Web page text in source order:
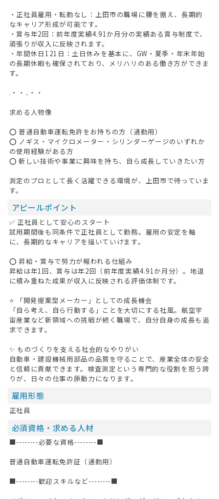
・正社員雇用・転勤なし：上田市の職場に腰を据え、長期的
なキャリア形成が可能です。
・賞与年2回：前年度実績4.91か月分の実績ある賞与制度で、
頑張りが収入に反映されます。
・年間休日121日：土日休みを基本に、GW・夏季・年末年始
の長期休暇も確保されており、メリハリのある働き方ができま
す。
.・・..・・
求める人物像
⭕ 普通自動車運転免許をお持ちの方（通勤用）
⭕ ノギス・マイクロメーター・シリンダーゲージのいずれか
の使用経験がある方
⭕ 新しい技術や事業に興味を持ち、自ら成長していきたい方
測定のプロとして長く活躍できる環境が、上田市で待っていま
す。
アピールポイント
✅ 正社員として安心のスタート
試用期間後も同条件で正社員として勤務。雇用の安定を軸
に、長期的なキャリアを描いていけます。
⭕ 昇給・賞与で努力が報われる仕組み
昇給は年1回、賞与は年2回（前年度実績4.91か月分）。地道
に積み重ねた成果が収入に反映される評価体制です。
⭐ 「開発提案型メーカー」としての成長機会
「自ら考え、自ら行動する」ことを大切にする社風。航空宇
宙産業など新領域への挑戦が続く職場で、自分自身の成長も追
求できます。
✨ ものづくりを支える社会的なやりがい
自動車・建設機械用部品の品質を守ることで、産業全体の安全
と信頼に貢献できます。検査測定という専門的な役割を担う誇
りが、日々の仕事の原動力になります。
雇用形態
正社員
必須資格・求める人材
■--------必要な資格--------■
普通自動車運転免許証（通勤用）
■--------歓迎スキルなど--------■